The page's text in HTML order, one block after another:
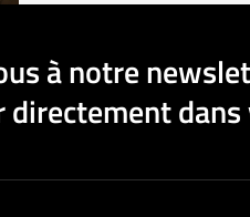
à notre
directement